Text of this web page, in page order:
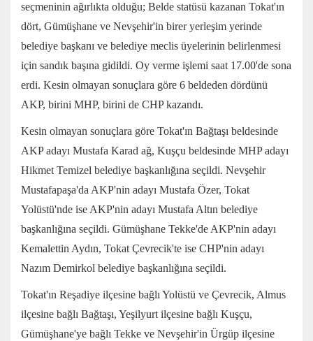
seçmeninin ağırlıkta olduğu; Belde statüsü kazanan Tokat'ın
dört, Gümüşhane ve Nevşehir'in birer yerleşim yerinde
belediye başkanı ve belediye meclis üyelerinin belirlenmesi
için sandık başına gidildi. Oy verme işlemi saat 17.00'de sona
erdi. Kesin olmayan sonuçlara göre 6 beldeden dördünü
AKP, birini MHP, birini de CHP kazandı.
Kesin olmayan sonuçlara göre Tokat'ın Bağtaşı beldesinde
AKP adayı Mustafa Karad ağ, Kuşçu beldesinde MHP adayı
Hikmet Temizel belediye başkanlığına seçildi. Nevşehir
Mustafapaşa'da AKP'nin adayı Mustafa Özer, Tokat
Yolüstü'nde ise AKP'nin adayı Mustafa Altın belediye
başkanlığına seçildi. Gümüşhane Tekke'de AKP'nin adayı
Kemalettin Aydın, Tokat Çevrecik'te ise CHP'nin adayı
Nazım Demirkol belediye başkanlığına seçildi.
Tokat'ın Reşadiye ilçesine bağlı Yolüstü ve Çevrecik, Almus
ilçesine bağlı Bağtaşı, Yeşilyurt ilçesine bağlı Kuşçu,
Gümüşhane'ye bağlı Tekke ve Nevşehir'in Ürgüp ilçesine